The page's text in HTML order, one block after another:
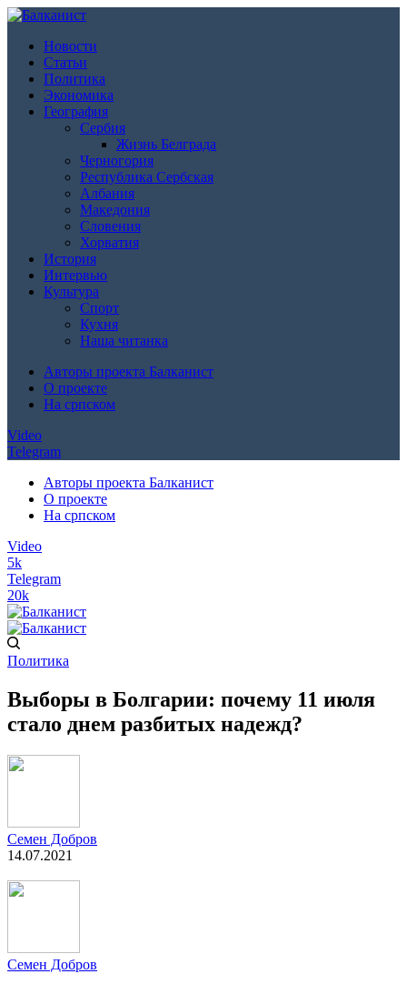
Новости
Статьи
Политика
Экономика
География
Сербия
Жизнь Белграда
Черногория
Республика Сербская
Албания
Македония
Словения
Хорватия
История
Интервью
Культура
Спорт
Кухня
Наша читанка
Авторы проекта Балканист
О проекте
На српском
Video
Telegram
Авторы проекта Балканист
О проекте
На српском
Video
5k
Telegram
20k
Политика
Выборы в Болгарии: почему 11 июля
стало днем разбитых надежд?
Семен Добров
14.07.2021
Семен Добров